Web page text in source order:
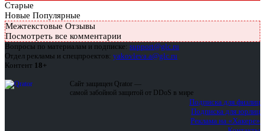
Старые
Новые Популярные
Межтекстовые Отзывы
Посмотреть все комментарии
Вопросы по материалам и подписке: support@glc.ru
Отдел рекламы и спецпроектов: yakovleva.a@glc.ru
Контент 18+
Сайт защищен Qrator —
самой забойной защитой от DDoS в мире
Подписка для физлиц
Подписка для юрлиц
Реклама на «Хакере»